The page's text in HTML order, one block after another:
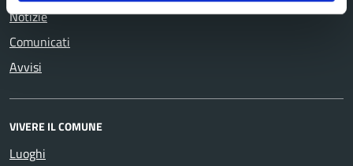
Notizie
Comunicati
Avvisi
VIVERE IL COMUNE
Luoghi